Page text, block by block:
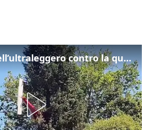
Lo schianto dell’ultraleggero contro la quercia: cosa è successo a Rivarotta